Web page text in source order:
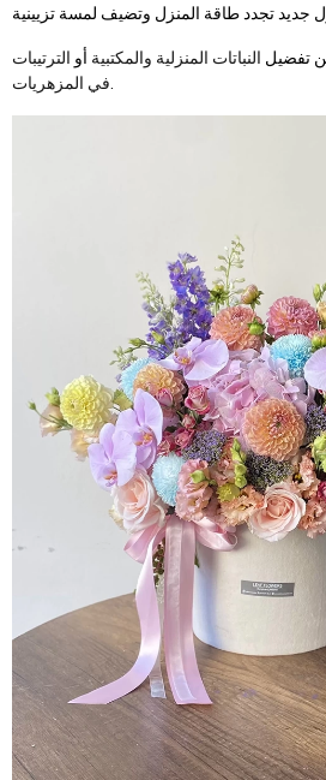
تفضيل النباتات المنزلية والمكتبية أو الترتيبات
في المزهريات.